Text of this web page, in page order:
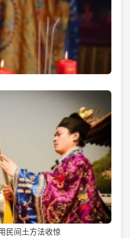
民间土方法收惊